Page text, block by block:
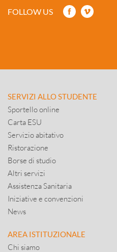
FOLLOW US
SERVIZI ALLO STUDENTE
Sportello online
Carta ESU
Servizio abitativo
Ristorazione
Borse di studio
Altri servizi
Assistenza Sanitaria
Iniziative e convenzioni
News
AREA ISTITUZIONALE
Chi siamo